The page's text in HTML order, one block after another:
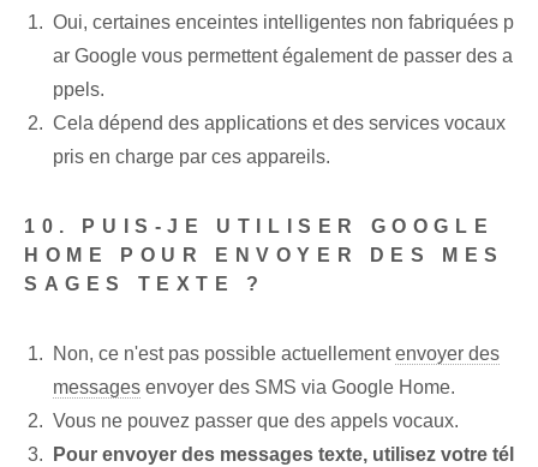
Oui, certaines enceintes intelligentes non fabriquées p
ar Google vous permettent également de passer des a
ppels.
Cela dépend des applications et des services vocaux
pris en charge par ces appareils.
10. PUIS-JE UTILISER GOOGLE
HOME POUR ENVOYER DES MES
SAGES TEXTE ?
Non, ce n'est pas possible actuellementenvoyer des
messages envoyer des SMS via Google Home.
Vous ne pouvez passer que des appels vocaux.
Pour envoyer des messages texte, utilisez votre tél